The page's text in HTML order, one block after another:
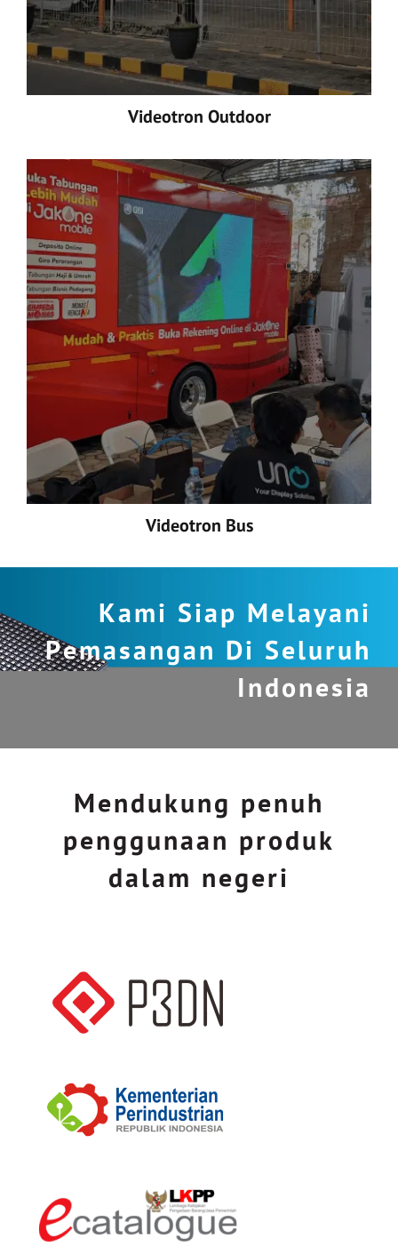
Videotron Outdoor
Videotron Bus
Kami Siap Melayani
Pemasangan Di Seluruh
Indonesia
Mendukung penuh
penggunaan produk
dalam negeri